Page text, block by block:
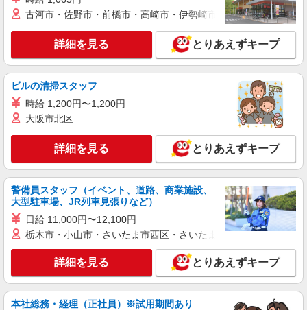
い・週払い可能（規程有）★ ゜・。○。・゜
+゜・。○。・゜+゜
キープ 詳細を見る
株式会社シエロ
【ソフトバンク】の店舗スタッフ
時給1500円〜 ※残業代支給 ★交通費別途支給
（規定あり） ゜+゜・。○。・゜+゜・。○。・゜
い・週払い可能（規程有）★ ゜・。○。・゜
+゜・。○。・゜+゜
愛知県名古屋市緑区のsoftbankショップ
キープ 詳細を見る
派遣社員
株式会社シエロ
人気機種に詳しくなれる携帯販売【au】
月給273200円 ※残業手当別途支給 ※研修期間
り） ゜+゜・。○。・゜+゜・。○。・゜+゜ 入社
祝い金10万円支給(規定有) お友達を紹介頂くと, イ
ンセンティブ支給(規定有) ゜・。○。・゜+゜・。
○。・゜+゜
愛知県名古屋市緑区の家電量販店
キープ 詳細を見る
古河市・佐野市・前橋市・高崎市・伊勢崎市・太田市・館林市
詳細を見る とりあえずキープ
ビルの清掃スタッフ
時給 1,200円〜1,200円
大阪市北区
詳細を見る とりあえずキープ
警備員スタッフ（イベント、道路、商業施設、
大型駐車場、JR列車見張りなど）
日給 11,000円〜12,100円
栃木市・小山市・さいたま市西区・さいたま市岩槻区・久喜市・
詳細を見る とりあえずキープ
本社総務・経理（正社員）※試用期間あり